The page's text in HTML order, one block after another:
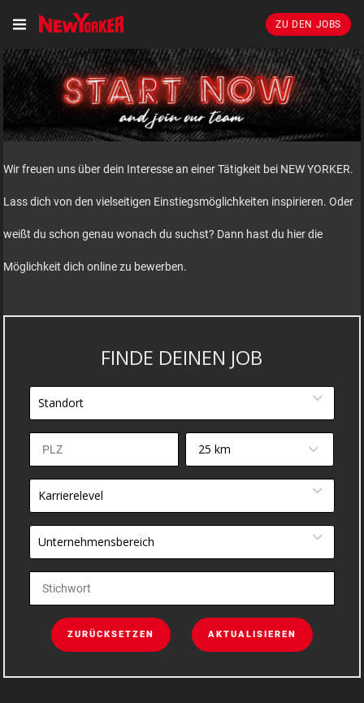
ZU DEN JOBS
Wir freuen uns über dein Interesse an einer Tätigkeit bei NEW YORKER.
Lass dich von den vielseitigen Einstiegsmöglichkeiten inspirieren. Oder
weißt du schon genau wonach du suchst? Dann hast du hier die
Möglichkeit dich online zu bewerben.
FINDE DEINEN JOB
Standort
25 km
Karrierelevel
Unternehmensbereich
ZURÜCKSETZEN AKTUALISIEREN